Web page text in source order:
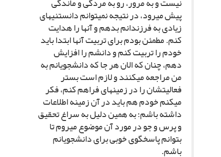
پیش مى‏رود، در نتیجه نمى‏توانم دانستنى‏هاى
زیادى به فرزندانم بدهم و آنها را هدایت
کنم. مطمئن بودم براى تربیت آنها ابتدا باید
خودم را تربیت کنم و دانشم را افزایش
دهم، چنان که الان هر جا که دانشجویانم به
من مراجعه مى‏کنند و لازم است بستر
فعالیت‏شان را در زمینه‏اى فراهم کنم، فکر
مى‏کنم خودم هم باید در آن زمینه اطلاعات
داشته باشم؛ به همین دلیل به سراغ تحقیق
و پرس و جو در مورد آن موضوع مى‏روم تا
بتوانم پاسخگوى خوبى براى دانشجویانم
باشم.